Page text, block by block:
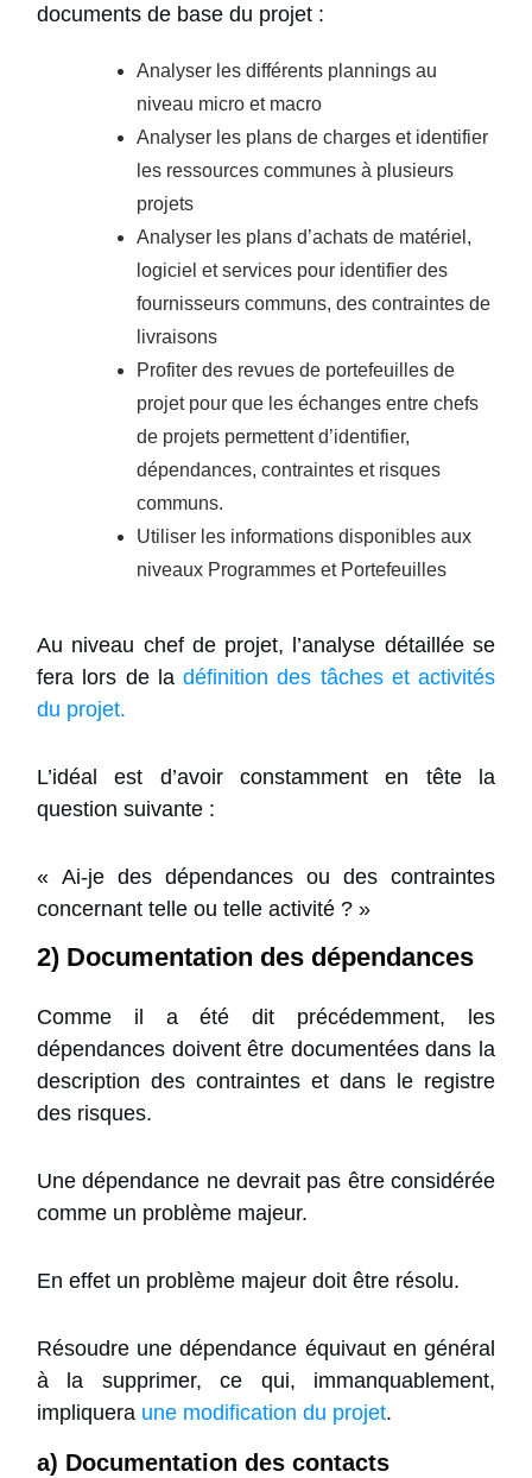
documents de base du projet :
Analyser les différents plannings au
niveau micro et macro
Analyser les plans de charges et identifier
les ressources communes à plusieurs
projets
Analyser les plans d’achats de matériel,
logiciel et services pour identifier des
fournisseurs communs, des contraintes de
livraisons
Profiter des revues de portefeuilles de
projetpour que les échanges entre chefs
de projets permettent d’identifier,
dépendances, contraintes et risques
communs.
Utiliser les informations disponibles aux
niveaux Programmes et Portefeuilles
Au niveau chef de projet, l’analyse détaillée se
fera lors de la définition des tâches et activités
du projet.
L’idéal est d’avoir constamment en tête la
question suivante :
« Ai-je des dépendances ou des contraintes
concernant telle ou telle activité ? »
2) Documentation des dépendances
Comme il a été dit précédemment, les
dépendances doivent être documentées dans la
description des contraintes et dans le registre
des risques.
Une dépendance ne devrait pas être considérée
comme un problème majeur.
En effet un problème majeur doit être résolu.
Résoudre une dépendance équivaut en général
à la supprimer, ce qui, immanquablement,
impliquera une modification du projet.
a) Documentation des contacts